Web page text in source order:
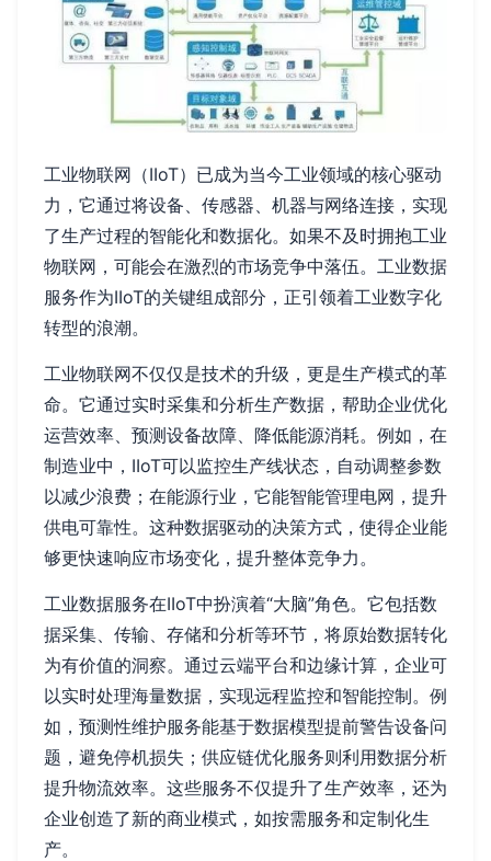
工业物联网（IIoT）已成为当今工业领域的核心驱动
力，它通过将设备、传感器、机器与网络连接，实现
了生产过程的智能化和数据化。如果不及时拥抱工业
物联网，可能会在激烈的市场竞争中落伍。工业数据
服务作为IIoT的关键组成部分，正引领着工业数字化
转型的浪潮。
工业物联网不仅仅是技术的升级，更是生产模式的革
命。它通过实时采集和分析生产数据，帮助企业优化
运营效率、预测设备故障、降低能源消耗。例如，在
制造业中，IIoT可以监控生产线状态，自动调整参数
以减少浪费；在能源行业，它能智能管理电网，提升
供电可靠性。这种数据驱动的决策方式，使得企业能
够更快速响应市场变化，提升整体竞争力。
工业数据服务在IIoT中扮演着“大脑”角色。它包括数
据采集、传输、存储和分析等环节，将原始数据转化
为有价值的洞察。通过云端平台和边缘计算，企业可
以实时处理海量数据，实现远程监控和智能控制。例
如，预测性维护服务能基于数据模型提前警告设备问
题，避免停机损失；供应链优化服务则利用数据分析
提升物流效率。这些服务不仅提升了生产效率，还为
企业创造了新的商业模式，如按需服务和定制化生
产。